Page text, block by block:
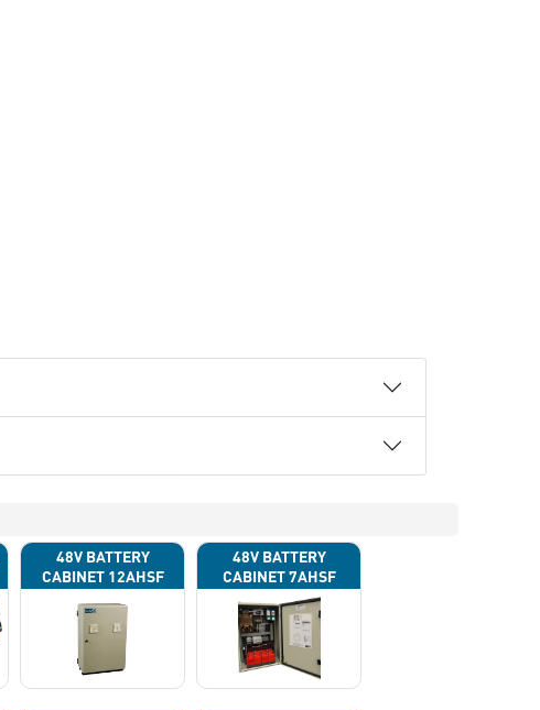
48V BATTERY
CABINET 12AHSF
(INPUT POWER
220VAC)
48V BATTERY
CABINET 7AHSF
(INPUT POWER
220VAC)